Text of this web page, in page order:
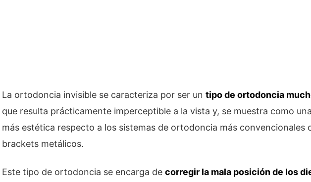
La ortodoncia invisible se caracteriza por ser un tipo de ortodoncia
que resulta prácticamente imperceptible a la vista y, se muestra como
más estética respecto a los sistemas de ortodoncia más convencionales
brackets metálicos.
Este tipo de ortodoncia se encarga de corregir la mala posición de los